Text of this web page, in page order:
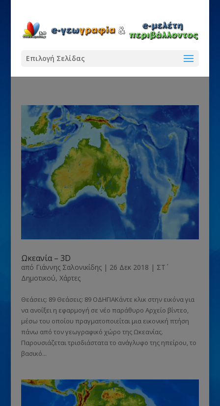
Επιλογή Σελίδας
Ωκεανία – 3D
από Γιάννης Σαλονικίδης| 26 Δεκ 2018 | ΣΤ΄
Δημοτικού, Χάρτες
Θεάσεις: 89 Θεάσεις: 89 ΟΔΗΓΙΑΚάντε κλικ στην εικόνα για
να ανοίξει η εφαρμογή σε νέο παράθυρο Αρχείο βίντεο,
μέσω του οποίου πραγματοποιείται μια εικονική πτήση
πάνω από τον γεωγραφικό χώρο της Ωκεανίας.
Παρουσιάζεται τρισδιάστατα το ανάγλυφο της ηπείρου, το
βασικό...